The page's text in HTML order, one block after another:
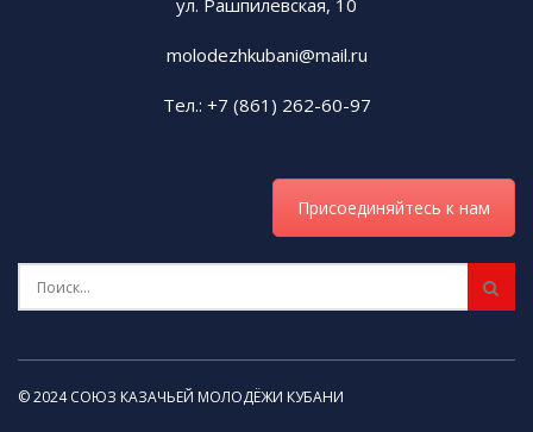
ул. Рашпилевская, 10
molodezhkubani@mail.ru
Тел.: +7 (861) 262-60-97
Присоединяйтесь к нам
© 2024 СОЮЗ КАЗАЧЬЕЙ МОЛОДЁЖИ КУБАНИ